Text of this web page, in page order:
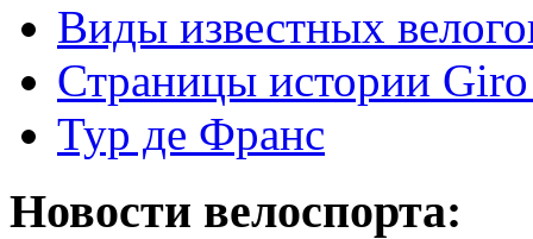
Виды известных
Страницы истории
Тур де Франс
Новости велоспорта: